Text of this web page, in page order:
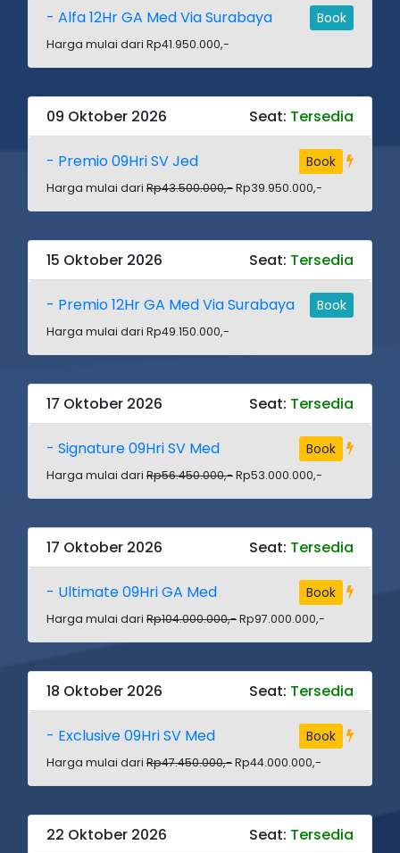
- Alfa 12Hr GA Med Via Surabaya Book
Harga mulai dari Rp41.950.000,-
09 Oktober 2026 Seat: Tersedia
- Premio 09Hri SV Jed Book
Harga mulai dari Rp43.500.000,-Rp39.950.000,-
15 Oktober 2026 Seat: Tersedia
- Premio 12Hr GA Med Via Surabaya Book
Harga mulai dari Rp49.150.000,-
17 Oktober 2026 Seat: Tersedia
- Signature 09Hri SV Med Book
Harga mulai dari Rp56.450.000,-Rp53.000.000,-
17 Oktober 2026 Seat: Tersedia
- Ultimate 09Hri GA Med Book
Harga mulai dari Rp104.000.000,-Rp97.000.000,-
18 Oktober 2026 Seat: Tersedia
- Exclusive 09Hri SV Med Book
Harga mulai dari Rp47.450.000,-Rp44.000.000,-
22 Oktober 2026 Seat: Tersedia